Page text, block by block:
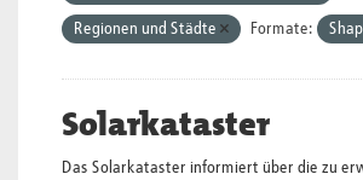
Regionen und Städte Formate:
Solarkataster
Das Solarkataster informiert über die zu